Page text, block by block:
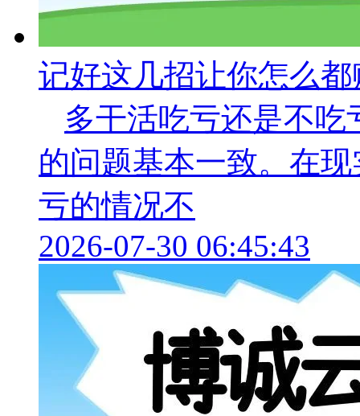
记好这几招让你怎么
多干活吃亏还是不
的问题基本一致。在
亏的情况不
2026-07-30 06:45:43